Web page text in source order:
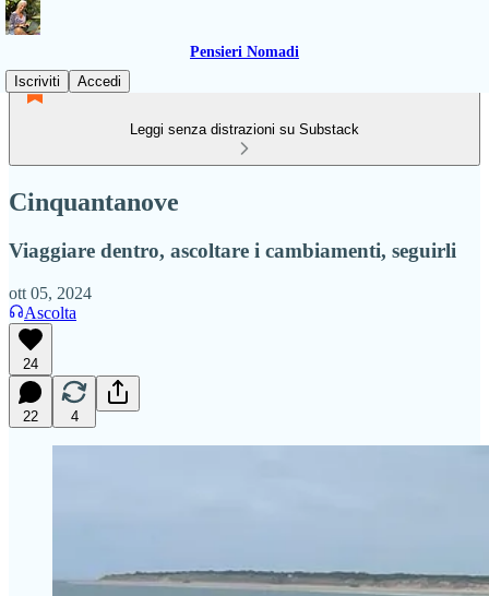
Pensieri Nomadi
Iscriviti
Accedi
Leggi senza distrazioni su Substack
Cinquantanove
Viaggiare dentro, ascoltare i cambiamenti, seguirli
ott 05, 2024
Ascolta
24
22 4